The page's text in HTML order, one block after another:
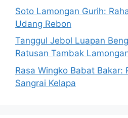
Soto Lamongan Gurih:
Udang Rebon
Tanggul Jebol Luapan
Ratusan Tambak
Rasa Wingko Babat Bakar:
Sangrai Kelapa